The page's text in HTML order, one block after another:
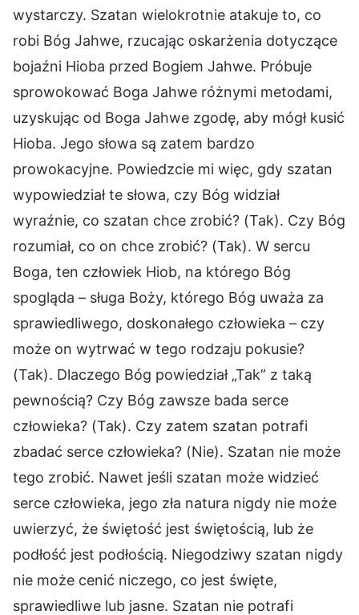
wystarczy. Szatan wielokrotnie atakuje to, co
robi Bóg Jahwe, rzucając oskarżenia dotyczące
bojaźni Hioba przed Bogiem Jahwe. Próbuje
sprowokować Boga Jahwe różnymi metodami,
uzyskując od Boga Jahwe zgodę, aby mógł kusić
Hioba. Jego słowa są zatem bardzo
prowokacyjne. Powiedzcie mi więc, gdy szatan
wypowiedział te słowa, czy Bóg widział
wyraźnie, co szatan chce zrobić? (Tak). Czy Bóg
rozumiał, co on chce zrobić? (Tak). W sercu
Boga, ten człowiek Hiob, na którego Bóg
spogląda – sługa Boży, którego Bóg uważa za
sprawiedliwego, doskonałego człowieka – czy
może on wytrwać w tego rodzaju pokusie?
(Tak). Dlaczego Bóg powiedział „Tak” z taką
pewnością? Czy Bóg zawsze bada serce
człowieka? (Tak). Czy zatem szatan potrafi
zbadać serce człowieka? (Nie). Szatan nie może
tego zrobić. Nawet jeśli szatan może widzieć
serce człowieka, jego zła natura nigdy nie może
uwierzyć, że świętość jest świętością, lub że
podłość jest podłością. Niegodziwy szatan nigdy
nie może cenić niczego, co jest święte,
sprawiedliwe lub jasne. Szatan nie potrafi